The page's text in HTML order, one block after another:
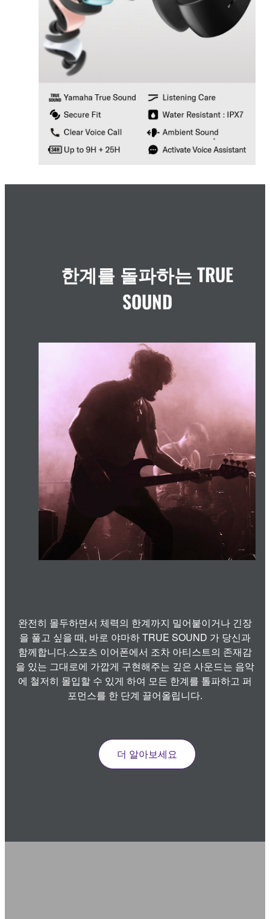
한계를 돌파하는 TRUE
SOUND
완전히 몰두하면서 체력의 한계까지 밀어붙이거나 긴장
을 풀고 싶을 때, 바로 야마하 TRUE SOUND 가 당신과
함께합니다.스포츠 이어폰에서 조차 아티스트의 존재감
을 있는 그대로에 가깝게 구현해주는 깊은 사운드는 음악
에 철저히 몰입할 수 있게 하여 모든 한계를 톨파하고 퍼
포먼스를 한 단계 끌어올립니다.
더 알아보세요